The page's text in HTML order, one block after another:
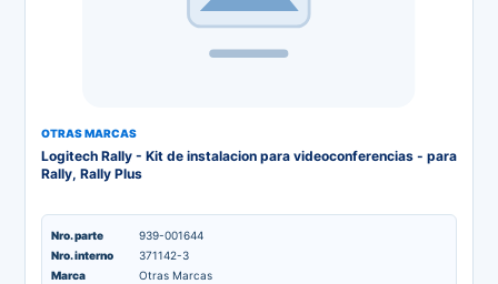
OTRAS MARCAS
Logitech Rally - Kit de instalacion para videoconferencias - para
Rally, Rally Plus
Nro. parte
939-001644
Nro. interno
371142-3
Marca
Otras Marcas